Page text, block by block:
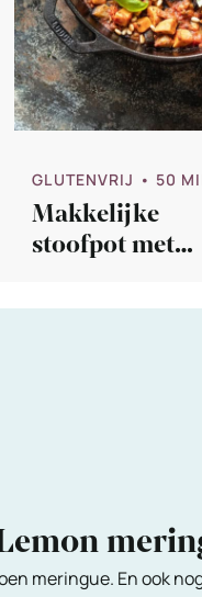
GLUTENVRIJ • 50
Makkelijke
stoofpot met
meringue. En ook